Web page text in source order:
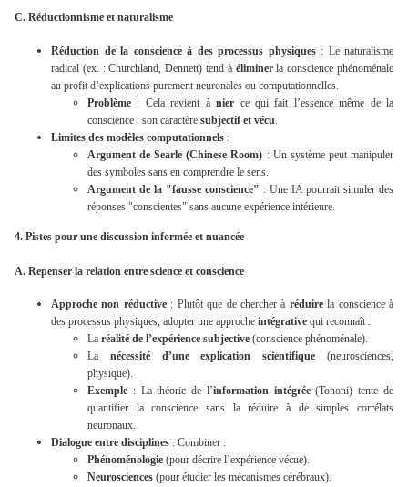
C. Réductionnisme et naturalisme
Réduction de la conscience à des processus physiques: Le naturalisme
radical (ex. : Churchland, Dennett) tend à éliminerla conscience phénoménale
au profit d’explications purement neuronales ou computationnelles.
Problème : Cela revient ànier ce qui fait l’essence même de la
conscience : son caractère subjectif et vécu
Limites des modèles computationnels :
Argument de Searle (Chinese Room) : Un système peut manipuler
des symboles sans en comprendre le sens.
Argument de la "fausse conscience" : Une IA pourrait simuler des
réponses "conscientes" sans aucune expérience intérieure.
4. Pistes pour une discussion informée et nuancée
A. Repenser la relation entre science et conscience
Approche non réductive: Plutôt que de chercher à réduirela conscience à
des processus physiques, adopter une approche intégrative qui reconnaît :
La réalité de l’expérience subjective (conscience phénoménale).
La nécessité d’une explication scientifique (neurosciences,
physique).
Exemple : La théorie de l’information intégrée(Tononi) tente de
quantifier la conscience sans la réduire à de simples corrélats
neuronaux.
Dialogue entre disciplines : Combiner :
Phénoménologie (pour décrire l’expérience vécue).
Neurosciences (pour étudier les mécanismes cérébraux).